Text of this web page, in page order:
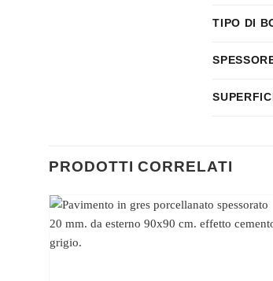
TIPO DI
PRODOTTI CORRELATI